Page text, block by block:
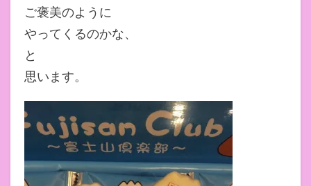
ご褒美のように
やってくるのかな、
と
思います。